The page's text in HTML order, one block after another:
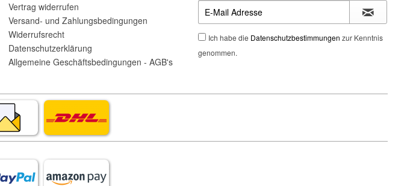
Vertrag widerrufen
Versand- und Zahlungsbedingungen
Widerrufsrecht
Datenschutzerklärung
Allgemeine Geschäftsbedingungen - AGB's
Ich habe die Datenschutzbestimmungen zur Kenntnis
genommen.